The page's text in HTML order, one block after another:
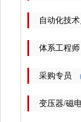
自动化技术
体系工程师
采购专员
变压器/磁